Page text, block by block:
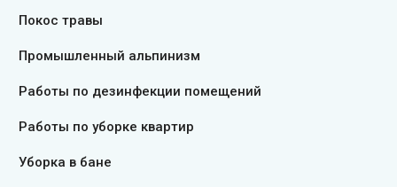
Покос травы
Промышленный альпинизм
Работы по дезинфекции помещений
Работы по уборке квартир
Уборка в бане